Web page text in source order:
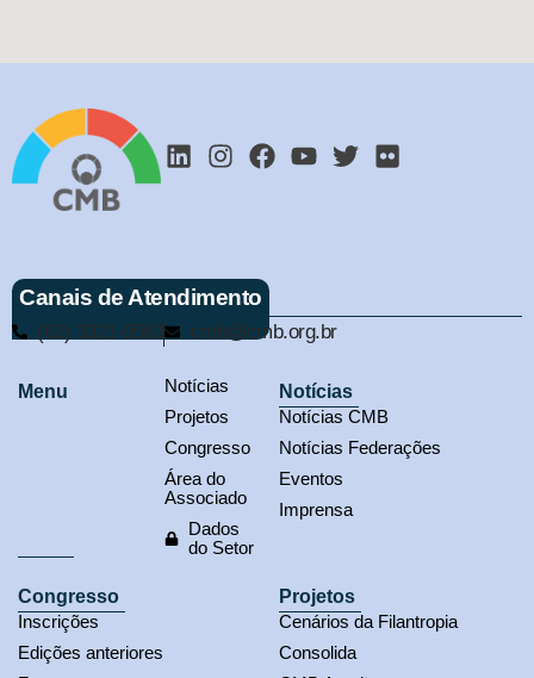
Canais de Atendimento
(61) 3321-9563 cmb@cmb.org.br
Menu
Notícias
Projetos
Congresso
Área do
Associado
Dados
do Setor
Notícias
Notícias CMB
Notícias Federações
Eventos
Imprensa
Congresso
Inscrições
Edições anteriores
Projetos
Cenários da Filantropia
Consolida